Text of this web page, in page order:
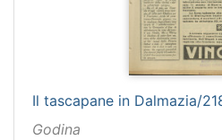
Il tascapane in Dalmazia/
Godina